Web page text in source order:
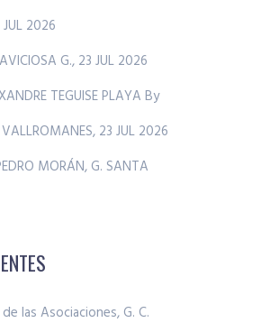
JUL 2026
G., 23 JUL 2026
TEGUISE PLAYA By
23 JUL 2026
MORÁN, G. SANTA
las Asociaciones, G. C.